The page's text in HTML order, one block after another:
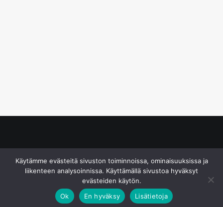
Käytämme evästeitä sivuston toiminnoissa, ominaisuuksissa ja
liikenteen analysoinnissa. Käyttämällä sivustoa hyväksyt
evästeiden käytön.
Ok
En hyväksy Lisätietoja